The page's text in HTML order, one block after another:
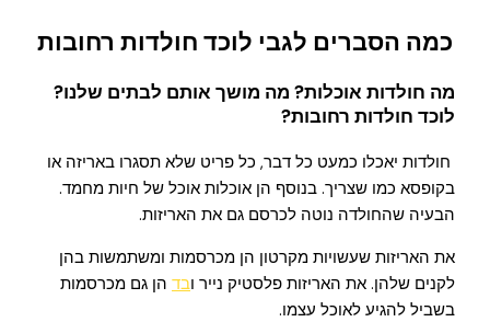
כמה הסברים לגבי לוכד חולדות רחובות
מה חולדות אוכלות? מה מושך אותם לבתים שלנו?
לוכד חולדות רחובות?
חולדות יאכלו כמעט כל דבר, כל פריט שלא תסגרו באריזה או
בקופסא כמו שצריך. בנוסף הן אוכלות אוכל של חיות מחמד.
הבעיה שהחולדה נוטה לכרסם גם את האריזות.
את האריזות שעשויות מקרטון הן מכרסמות ומשתמשות בהן
לקנים שלהן. את האריזות פלסטיק נייר ובד הן גם מכרסמות
בשביל להגיע לאוכל עצמו.